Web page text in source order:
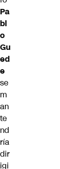
Pa
bl
o
Gu
ed
e
se
m
an
te
nd
ría
dir
igi